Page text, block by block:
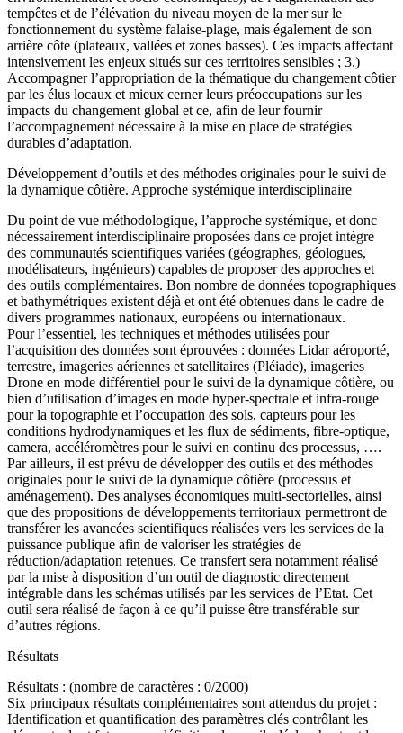
tempêtes et de l’élévation du niveau moyen de la mer sur le
fonctionnement du système falaise-plage, mais également de son
arrière côte (plateaux, vallées et zones basses). Ces impacts affectant
intensivement les enjeux situés sur ces territoires sensibles ; 3.)
Accompagner l’appropriation de la thématique du changement côtier
par les élus locaux et mieux cerner leurs préoccupations sur les
impacts du changement global et ce, afin de leur fournir
l’accompagnement nécessaire à la mise en place de stratégies
durables d’adaptation.
Développement d’outils et des méthodes originales pour le suivi de
la dynamique côtière. Approche systémique interdisciplinaire
Du point de vue méthodologique, l’approche systémique, et donc
nécessairement interdisciplinaire proposées dans ce projet intègre
des communautés scientifiques variées (géographes, géologues,
modélisateurs, ingénieurs) capables de proposer des approches et
des outils complémentaires. Bon nombre de données topographiques
et bathymétriques existent déjà et ont été obtenues dans le cadre de
divers programmes nationaux, européens ou internationaux.
Pour l’essentiel, les techniques et méthodes utilisées pour
l’acquisition des données sont éprouvées : données Lidar aéroporté,
terrestre, imageries aériennes et satellitaires (Pléiade), imageries
Drone en mode différentiel pour le suivi de la dynamique côtière, ou
bien d’utilisation d’images en mode hyper-spectrale et infra-rouge
pour la topographie et l’occupation des sols, capteurs pour les
conditions hydrodynamiques et les flux de sédiments, fibre-optique,
camera, accéléromètres pour le suivi en continu des processus, ….
Par ailleurs, il est prévu de développer des outils et des méthodes
originales pour le suivi de la dynamique côtière (processus et
aménagement). Des analyses économiques multi-sectorielles, ainsi
que des propositions de développements territoriaux permettront de
transférer les avancées scientifiques réalisées vers les services de la
puissance publique afin de valoriser les stratégies de
réduction/adaptation retenues. Ce transfert sera notamment réalisé
par la mise à disposition d’un outil de diagnostic directement
intégrable dans les schémas utilisés par les services de l’Etat. Cet
outil sera réalisé de façon à ce qu’il puisse être transférable sur
d’autres régions.
Résultats
Résultats : (nombre de caractères : 0/2000)
Six principaux résultats complémentaires sont attendus du projet :
Identification et quantification des paramètres clés contrôlant les